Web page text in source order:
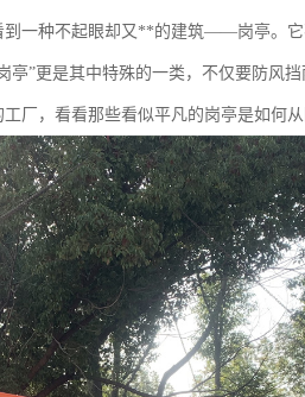
一种不起眼却又**的建筑——岗亭。
”更是其中特殊的一类，不仅要防风
厂，看看那些看似平凡的岗亭是如何从